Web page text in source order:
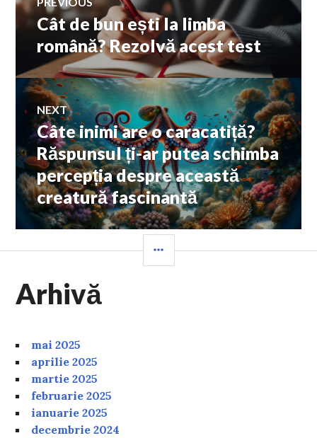
în
articole
Previous
Cât de bun ești la limba
română? Rezolvă acest test
NEXT
Next
post:
Câte inimi are o caracatiță?
Răspunsul ți-ar putea schimba
percepția despre această
creatură fascinantă
Arhivă
mai 2025
aprilie 2025
martie 2025
februarie 2025
ianuarie 2025
decembrie 2024